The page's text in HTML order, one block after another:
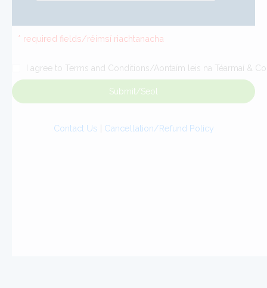
* required fields/réimsí riachtanacha
I agree to Terms and Conditions/Aontaím leis na Téarmaí &
Submit/Seol
Contact Us Cancellation/Refund Policy